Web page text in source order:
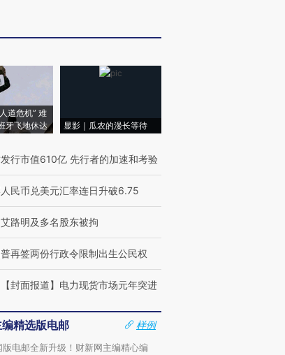
道危机” 难
牙飞地休达
显影｜瓜农的漫长等待
行市值610亿 先行者的加速和考验
民币兑美元汇率连日升破6.75
艾路明及多名股东被拘
再签两份行政令限制出生公民权
【封面报道】电力现货市场元年突进
精选版电邮
样例
版电邮全新升级！财新网主编精心编